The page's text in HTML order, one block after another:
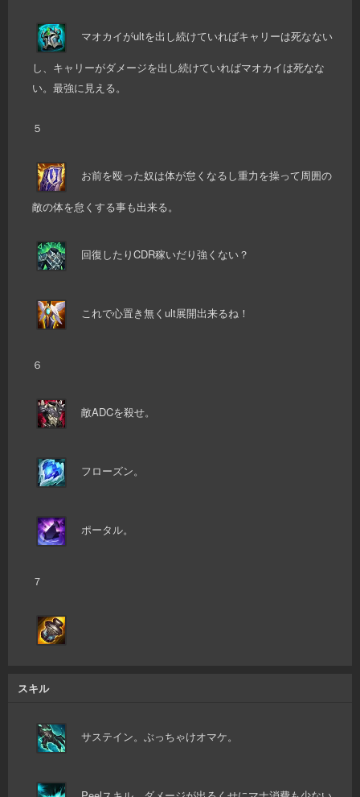
マオカイがultを出し続けていればキャリーは死なない
し、キャリーがダメージを出し続けていればマオカイは死なな
い。最強に見える。
５
お前を殴った奴は体が怠くなるし重力を操って周囲の
敵の体を怠くする事も出来る。
回復したりCDR稼いだり強くない？
これで心置き無くult展開出来るね！
６
敵ADCを殺せ。
フローズン。
ポータル。
７
スキル
サステイン。ぶっちゃけオマケ。